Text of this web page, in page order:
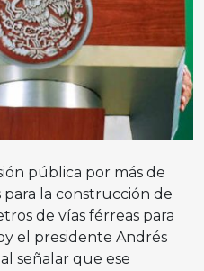
pública por más de
la construcción de
de vías férreas para
el presidente Andrés
señalar que ese